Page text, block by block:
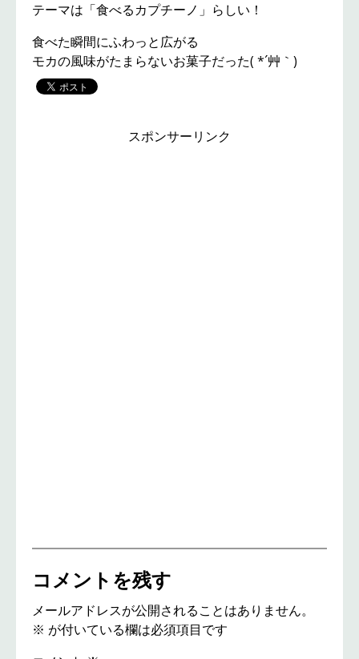
テーマは「食べるカプチーノ」らしい！
食べた瞬間にふわっと広がる
モカの風味がたまらないお菓子だった( *´艸｀)
スポンサーリンク
コメントを残す
メールアドレスが公開されることはありません。
※ が付いている欄は必須項目です